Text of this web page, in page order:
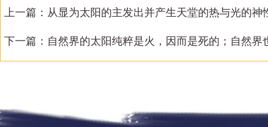
上一篇： 从显为太阳的主发出并产生天堂的热与光的
下一篇： 自然界的太阳纯粹是火，因而是死的；自然